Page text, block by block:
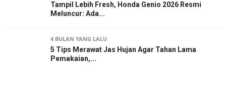
Tampil Lebih Fresh, Honda Genio 2026 Resmi
Meluncur: Ada...
4 BULAN YANG LALU
5 Tips Merawat Jas Hujan Agar Tahan Lama
Pemakaian,...